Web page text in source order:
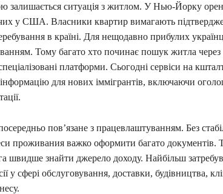
залишається ситуація з житлом. У Нью-Йорку
у США. Власники квартир вимагають
в країні. Для нещодавно прибулих
Тому багато хто починає пошук житла через
платформи. Сьогодні сервіси на
для нових іммігрантів, включаючи
пов’язане з працевлаштуванням. Без
проживания важко оформити багато документів.
швидше знайти джерело доходу. Найбільш
у сфері обслуговування, доставки, будівництва,